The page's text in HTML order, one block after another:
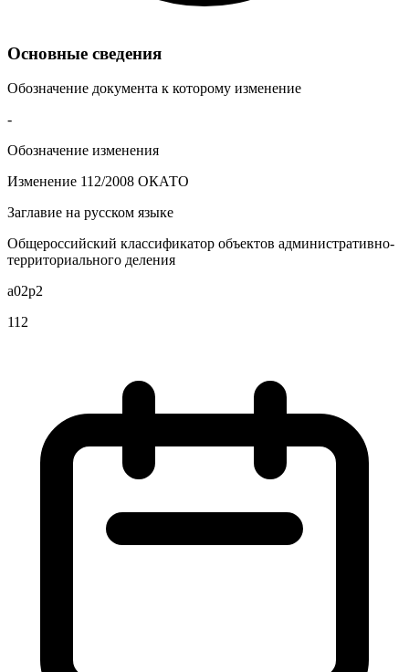
Основные сведения
Обозначение документа к которому изменение
-
Обозначение изменения
Изменение 112/2008 ОКАТО
Заглавие на русском языке
Общероссийский классификатор объектов административно-
территориального деления
a02p2
112